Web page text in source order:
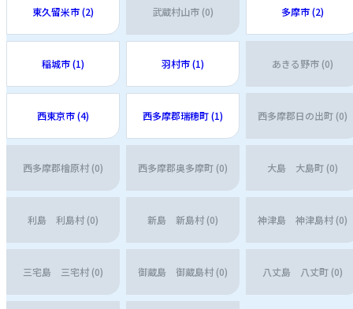
東久留米市 (2) 武蔵村山市 (0) 多摩市 (2)
稲城市 (1) 羽村市 (1) あきる野市 (0)
西東京市 (4) 西多摩郡瑞穂町 (1) 西多摩郡日の出町 (0)
西多摩郡檜原村 (0) 西多摩郡奥多摩町 (0) 大島 大島町 (0)
利島 利島村 (0) 新島 新島村 (0) 神津島 神津島村 (0)
三宅島 三宅村 (0) 御蔵島 御蔵島村 (0) 八丈島 八丈町 (0)